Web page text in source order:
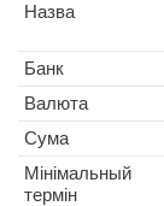
Назва
Банк
Валюта
Сума
Мінімальный
термін